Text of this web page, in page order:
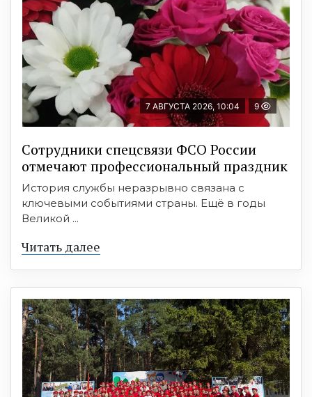
7 АВГУСТА 2026, 10:04 9
Сотрудники спецсвязи ФСО России
отмечают профессиональный праздник
История службы неразрывно связана с
ключевыми событиями страны. Ещё в годы
Великой ...
Читать далее